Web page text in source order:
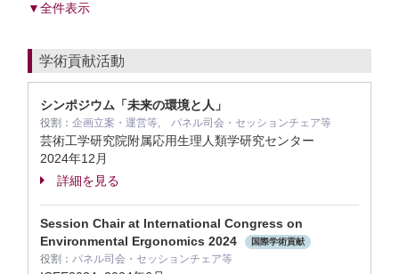
▼全件表示
学術貢献活動
シンポジウム「未来の環境と人」
役割： 企画立案・運営等, パネル司会・セッションチェア等
芸術工学研究院附属応用生理人類学研究センター
2024年12月
詳細を見る
Session Chair at International Congress on
Environmental Ergonomics 2024
国際学術貢献
役割： パネル司会・セッションチェア等